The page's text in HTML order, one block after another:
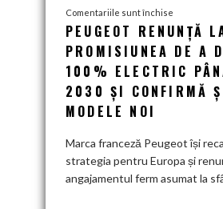
Comentariile sunt închise
Peugeot
renunță
la
promisiunea
de
electric
PEUGEOT RENUNȚĂ
PROMISIUNEA DE A
100% ELECTRIC
2030 ȘI CONFIRMĂ
MODELE NOI
Marca franceză Peugeot își
strategia pentru Europa și
angajamentul ferm asumat la